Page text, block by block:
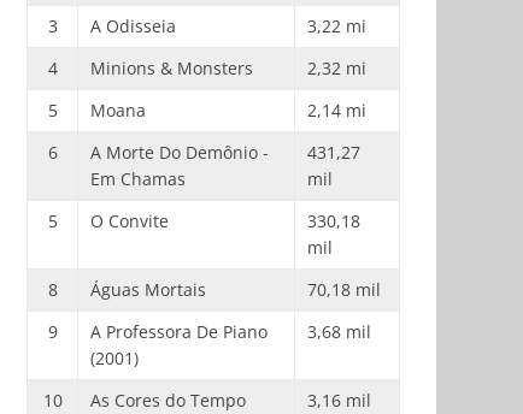
3 A Odisseia
3,22 mi
4
Minions & Monsters
2,32 mi
5
Moana
2,14 mi
6
A Morte Do Demônio -
Em Chamas
431,27
mil
5
O Convite
330,18
mil
8
Águas Mortais
70,18 mil
9
A Professora De Piano
(2001)
3,68 mil
10 As Cores do Tempo 3,16 mil